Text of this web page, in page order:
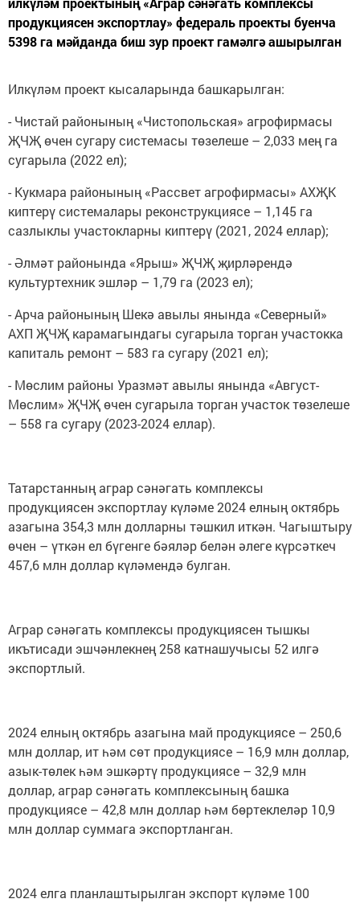
продукциясен экспортлау» федераль проекты буенча
5398 га мәйданда биш зур проект гамәлгә ашырылган
Илкүләм проект кысаларында башкарылган:
- Чистай районының «Чистопольская» агрофирмасы
ҖЧҖ өчен сугару системасы төзелеше – 2,033 мең га
сугарыла (2022 ел);
- Кукмара районының «Рассвет агрофирмасы» АХҖК
киптерү системалары реконструкциясе – 1,145 га
сазлыклы участокларны киптерү (2021, 2024 еллар);
- Әлмәт районында «Ярыш» ҖЧҖ җирләрендә
культуртехник эшләр – 1,79 га (2023 ел);
- Арча районының Шекә авылы янында «Северный»
АХП ҖЧҖ карамагындагы сугарыла торган участокка
капиталь ремонт – 583 га сугару (2021 ел);
- Мөслим районы Уразмәт авылы янында «Август-
Мөслим» ҖЧҖ өчен сугарыла торган участок төзелеше
– 558 га сугару (2023-2024 еллар).
Татарстанның аграр сәнәгать комплексы
продукциясен экспортлау күләме 2024 елның октябрь
азагына 354,3 млн долларны тәшкил иткән. Чагыштыру
өчен – үткән ел бүгенге бәяләр белән әлеге күрсәткеч
457,6 млн доллар күләмендә булган.
Аграр сәнәгать комплексы продукциясен тышкы
икътисади эшчәнлекнең 258 катнашучысы 52 илгә
экспортлый.
2024 елның октябрь азагына май продукциясе – 250,6
млн доллар, ит һәм сөт продукциясе – 16,9 млн доллар,
азык-төлек һәм эшкәртү продукциясе – 32,9 млн
доллар, аграр сәнәгать комплексының башка
продукциясе – 42,8 млн доллар һәм бөртеклеләр 10,9
млн доллар суммага экспортланган.
2024 елга планлаштырылган экспорт күләме 100